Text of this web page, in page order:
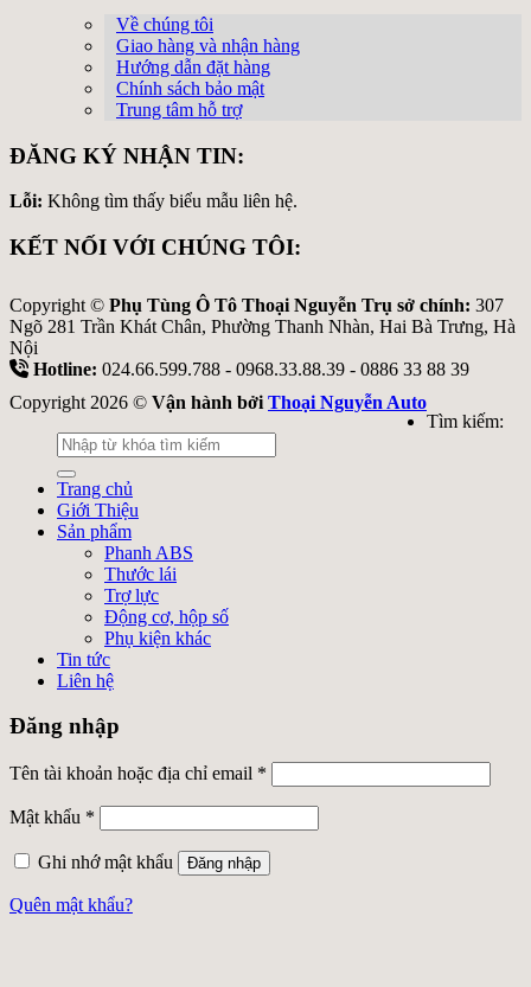
Về chúng tôi
Giao hàng và nhận hàng
Hướng dẫn đặt hàng
Chính sách bảo mật
Trung tâm hỗ trợ
ĐĂNG KÝ NHẬN TIN:
Lỗi: Không tìm thấy biểu mẫu liên hệ.
KẾT NỐI VỚI CHÚNG TÔI:
Copyright © Phụ Tùng Ô Tô Thoại Nguyễn Trụ sở chính: 307
Ngõ 281 Trần Khát Chân, Phường Thanh Nhàn, Hai Bà Trưng, Hà
Nội
Hotline: 024.66.599.788 - 0968.33.88.39 - 0886 33 88 39
Copyright 2026 © Vận hành bởi Thoại Nguyễn Auto
Tìm kiếm:
Trang chủ
Giới Thiệu
Sản phẩm
Phanh ABS
Thước lái
Trợ lực
Động cơ, hộp số
Phụ kiện khác
Tin tức
Liên hệ
Đăng nhập
Tên tài khoản hoặc địa chỉ email *
Mật khẩu *
Ghi nhớ mật khẩu Đăng nhập
Quên mật khẩu?